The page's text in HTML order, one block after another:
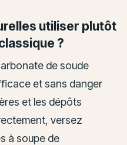
utiliser plutôt
?
de soude
et sans danger
et les dépôts
versez
à soupe de